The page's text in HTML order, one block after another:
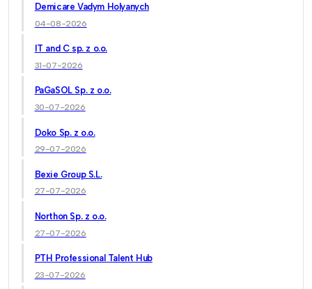
Demicare Vadym Holyanych
04-08-2026
IT and C sp. z o.o.
31-07-2026
PaGaSOL Sp. z o.o.
30-07-2026
Doko Sp. z o.o.
29-07-2026
Bexie Group S.L.
27-07-2026
Northon Sp. z o.o.
27-07-2026
PTH Professional Talent Hub
23-07-2026